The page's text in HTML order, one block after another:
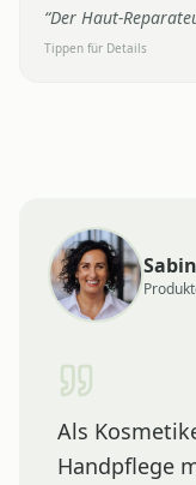
“Der Haut-
Tippen für Details
Als
Handpflege